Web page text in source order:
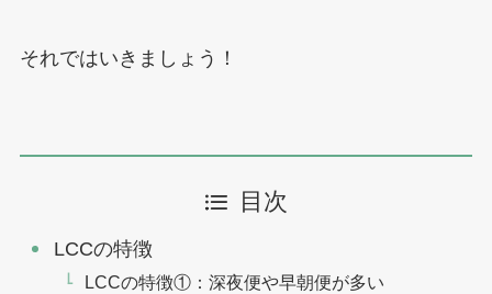
それではいきましょう！
目次
LCCの特徴
LCCの特徴①：深夜便や早朝便が多い